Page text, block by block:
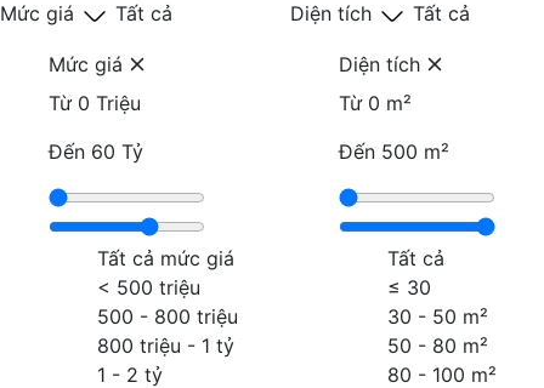
Mức giá Tất cả
Mức giá
Từ 0 Triệu
Đến 60 Tỷ
Tất cả mức giá
< 500 triệu
500 - 800 triệu
800 triệu - 1 tỷ
1 - 2 tỷ
Diện tích Tất cả
Diện tích
Từ 0 m²
Đến 500 m²
Tất cả
≤ 30
30 - 50 m²
50 - 80 m²
80 - 100 m²